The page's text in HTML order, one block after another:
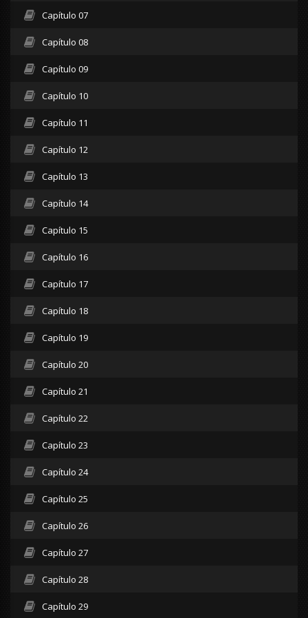
Capítulo 07
Capítulo 08
Capítulo 09
Capítulo 10
Capítulo 11
Capítulo 12
Capítulo 13
Capítulo 14
Capítulo 15
Capítulo 16
Capítulo 17
Capítulo 18
Capítulo 19
Capítulo 20
Capítulo 21
Capítulo 22
Capítulo 23
Capítulo 24
Capítulo 25
Capítulo 26
Capítulo 27
Capítulo 28
Capítulo 29